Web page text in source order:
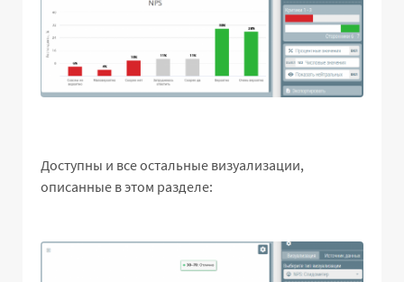
Доступны и все остальные визуализации,
описанные в этом разделе: